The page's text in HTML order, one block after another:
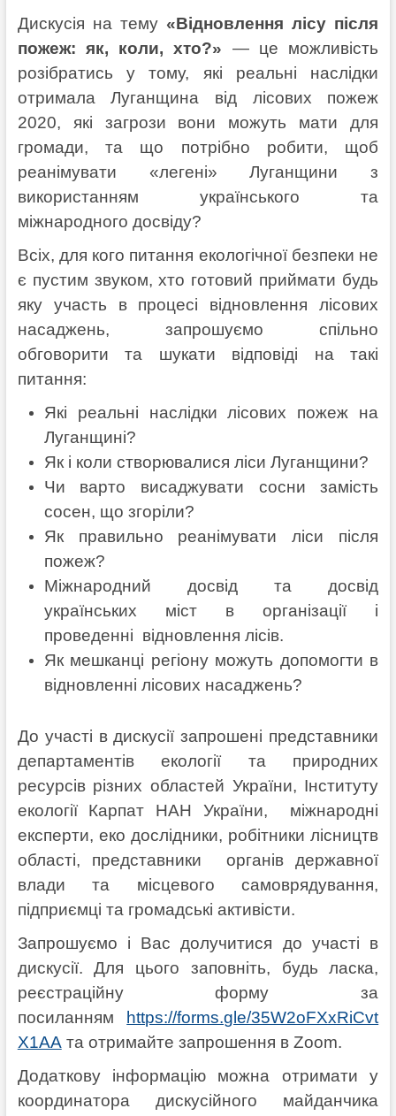
Дискусія на тему «Відновлення лісу після
пожеж: як, коли, хто?» — це можливiсть
розібратись у тому, які реальні наслідки
отримала Луганщина від лісових пожеж
2020, які загрози вони можуть мати для
громади, та що потрібно робити, щоб
реанімувати «легені» Луганщини з
використанням українського та
міжнародного досвіду?
Всіх, для кого питання екологічної безпеки не
є пустим звуком, хто готовий приймати будь
яку участь в процесі відновлення лісових
насаджень, запрошуємо спільно
обговорити та шукати відповіді на такі
питання:
Які реальні наслідки лісових пожеж на
Луганщині?
Як і коли створювалися ліси Луганщини?
Чи варто висаджувати сосни замість
сосен, що згоріли?
Як правильно реанімувати ліси після
пожеж?
Міжнародний досвід та досвід
українських міст в організації і
проведенні відновлення лісів.
Як мешканці регіону можуть допомогти в
відновленні лісових насаджень?
До участі в дискусії запрошені представники
департаментів екології та природних
ресурсів різних областей України, Інституту
екології Карпат НАН України, міжнародні
експерти, еко дослідники, робітники лісництв
області, представники органів державної
влади та місцевого самоврядування,
підприємці та громадські активісти.
Запрошуємо і Вас долучитися до участі в
дискусії. Для цього заповніть, будь ласка,
реєстраційну форму за
посиланням
https://forms.gle/35W2oFXxRiCvt
X1AA та отримайте запрошення в Zoom.
Додаткову інформацію можна отримати у
координатора дискусійного майданчика